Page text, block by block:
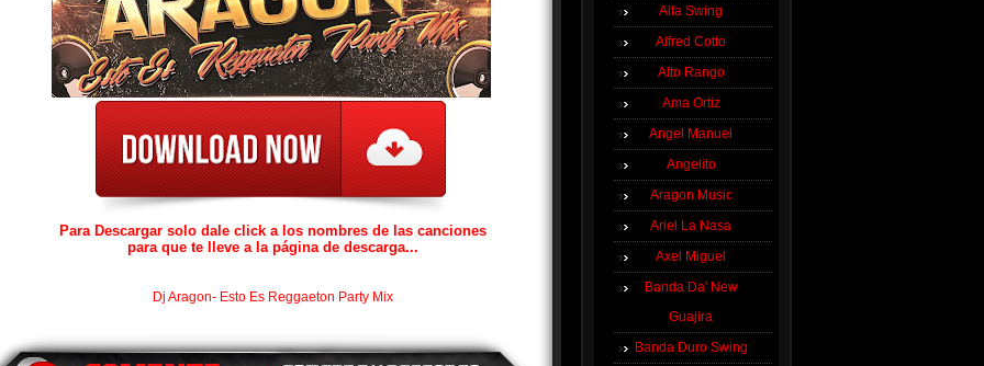
Para Descargar solo dale click a los nombres de las canciones
para que te lleve a la página de descarga...
Dj Aragon- Esto Es Reggaeton Party Mix
Alfa Swing
Alfred Cotto
Alto Rango
Ama Ortiz
Angel Manuel
Angelito
Aragon Music
Ariel La Nasa
Axel Miguel
Banda Da' New
Guajira
Banda Duro Swing